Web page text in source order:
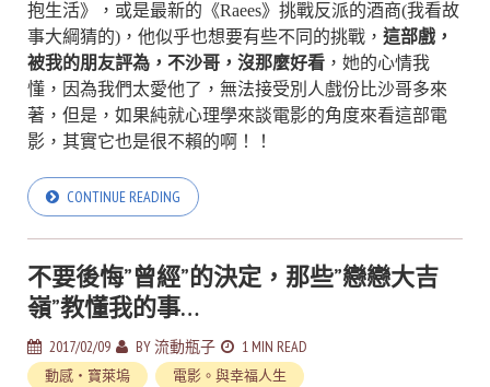
抱生活》，或是最新的《Raees》挑戰反派的酒商(我看故
事大綱猜的)，他似乎也想要有些不同的挑戰， 這部戲，
被我的朋友評為，不沙哥，沒那麼好看 ，她的心情我
懂，因為我們太愛他了，無法接受別人戲份比沙哥多來
著，但是，如果純就心理學來談電影的角度來看這部電
影，其實它也是很不賴的啊！！
CONTINUE READING
不要後悔”曾經”的決定，那些”戀戀大吉
嶺”教懂我的事…
2017/02/09 BY流動瓶子 1 MIN READ
動感‧寶萊塢 電影。與幸福人生